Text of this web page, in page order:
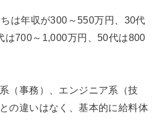
は年収が300～550万円、30代
は700～1,000万円、50代は800
（事務）、エンジニア系（技
の違いはなく、基本的に給料体